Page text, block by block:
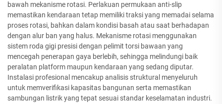
bawah mekanisme rotasi. Perlakuan permukaan anti-slip
memastikan kendaraan tetap memiliki traksi yang memadai selama
proses rotasi, bahkan dalam kondisi basah atau saat berhadapan
dengan alur ban yang halus. Mekanisme rotasi menggunakan
sistem roda gigi presisi dengan pelimit torsi bawaan yang
mencegah penerapan gaya berlebih, sehingga melindungi baik
peralatan platform maupun kendaraan yang sedang diputar.
Instalasi profesional mencakup analisis struktural menyeluruh
untuk memverifikasi kapasitas bangunan serta memastikan
sambungan listrik yang tepat sesuai standar keselamatan industri.